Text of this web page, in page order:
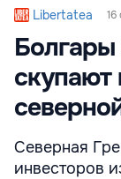
Libertatea 16
Северная
инвесторов